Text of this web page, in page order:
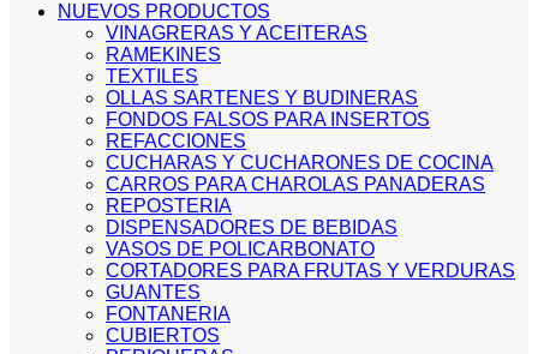
NUEVOS PRODUCTOS
VINAGRERAS Y ACEITERAS
RAMEKINES
TEXTILES
OLLAS SARTENES Y BUDINERAS
FONDOS FALSOS PARA INSERTOS
REFACCIONES
CUCHARAS Y CUCHARONES DE COCINA
CARROS PARA CHAROLAS PANADERAS
REPOSTERIA
DISPENSADORES DE BEBIDAS
VASOS DE POLICARBONATO
CORTADORES PARA FRUTAS Y VERDURAS
GUANTES
FONTANERIA
CUBIERTOS